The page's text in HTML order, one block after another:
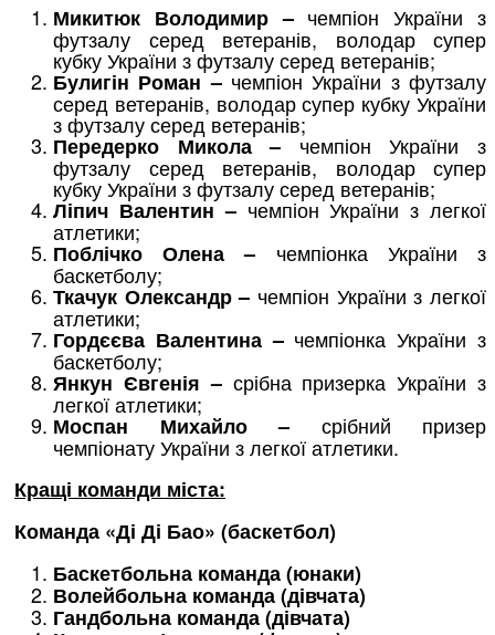
Микитюк Володимир – чемпіон України з
футзалу серед ветеранів, володар супер
кубку України з футзалу серед ветеранів;
Булигін Роман – чемпіон України з футзалу
серед ветеранів, володар супер кубку України
з футзалу серед ветеранів;
Передерко Микола – чемпіон України з
футзалу серед ветеранів, володар супер
кубку України з футзалу серед ветеранів;
Ліпич Валентин – чемпіон України з легкої
атлетики;
Поблічко Олена – чемпіонка України з
баскетболу;
Ткачук Олександр – чемпіон України з легкої
атлетики;
Гордєєва Валентина – чемпіонка України з
баскетболу;
Янкун Євгенія – срібна призерка України з
легкої атлетики;
Моспан Михайло – срібний призер
чемпіонату України з легкої атлетики.
Кращі команди міста:
Команда «Ді Ді Бао» (баскетбол)
Баскетбольна команда (юнаки)
Волейбольна команда (дівчата)
Гандбольна команда (дівчата)